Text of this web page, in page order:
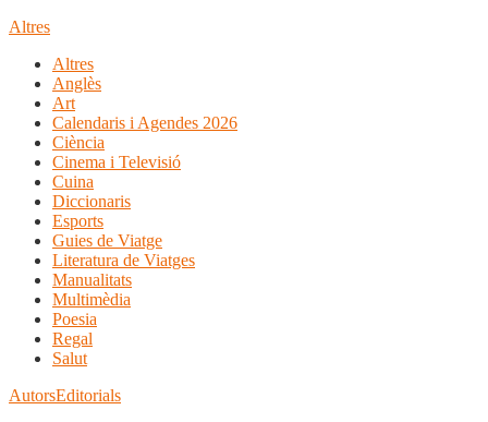
Altres
Altres
Anglès
Art
Calendaris i Agendes 2026
Ciència
Cinema i Televisió
Cuina
Diccionaris
Esports
Guies de Viatge
Literatura de Viatges
Manualitats
Multimèdia
Poesia
Regal
Salut
AutorsEditorials